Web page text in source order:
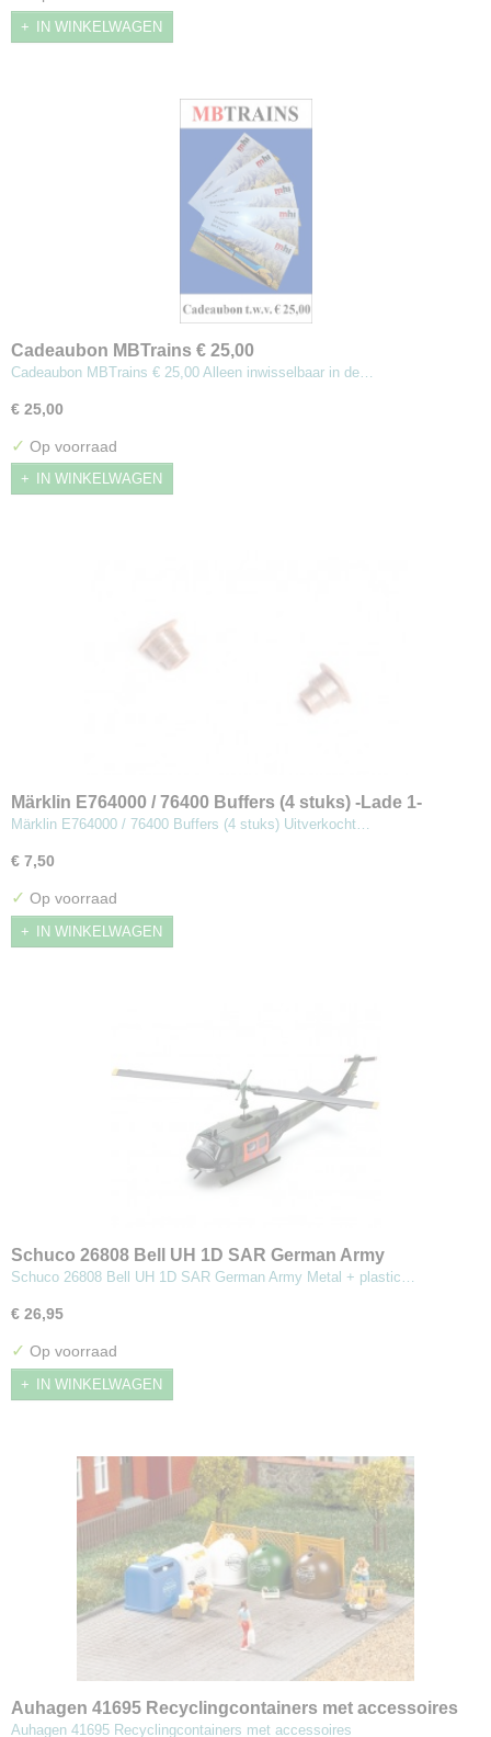
IN WINKELWAGEN
Cadeaubon MBTrains € 25,00
Cadeaubon MBTrains € 25,00 Alleen inwisselbaar in de…
€ 25,00
✓ Op voorraad
IN WINKELWAGEN
Märklin E764000 / 76400 Buffers (4 stuks) -Lade 1-
Märklin E764000 / 76400 Buffers (4 stuks) Uitverkocht…
€ 7,50
✓ Op voorraad
IN WINKELWAGEN
Schuco 26808 Bell UH 1D SAR German Army
Schuco 26808 Bell UH 1D SAR German Army Metal + plastic…
€ 26,95
✓ Op voorraad
IN WINKELWAGEN
Auhagen 41695 Recyclingcontainers met accessoires
Auhagen 41695 Recyclingcontainers met accessoires